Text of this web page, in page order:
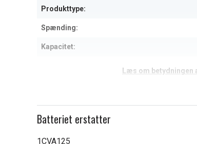
Produkttype:
Spænding:
Kapacitet:
Læs om betydningen
Batteriet erstatter
1CVA125